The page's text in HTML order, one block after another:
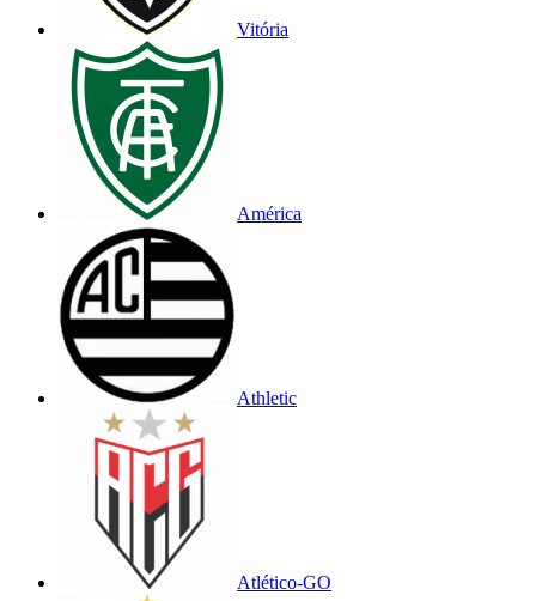
Vitória
América
Athletic
Atlético-GO